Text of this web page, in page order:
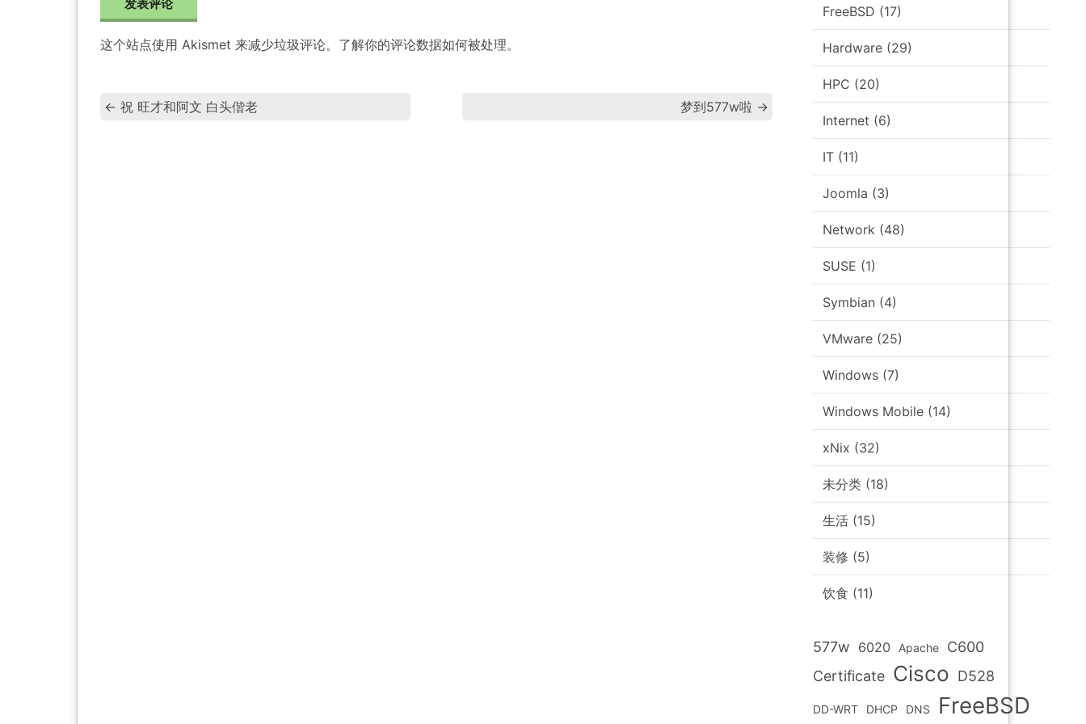
这个站点使用 Akismet 来减少垃圾评论。 了解你的评论数据如何被处理。
Post
navigation
← 祝 旺才和阿文 白头偕老 梦到577w啦 →
FreeBSD (17)
Hardware (29)
HPC (20)
Internet (6)
IT (11)
Joomla (3)
Network (48)
SUSE (1)
Symbian (4)
VMware (25)
Windows (7)
Windows Mobile (14)
xNix (32)
未分类 (18)
生活 (15)
装修 (5)
饮食 (11)
577w 6020 Apache
C600
Certificate Cisco D528
DD-WRT DHCP DNS FreeBSD